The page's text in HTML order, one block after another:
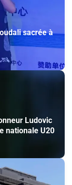
sacrée à
Ludovic
nationale U20